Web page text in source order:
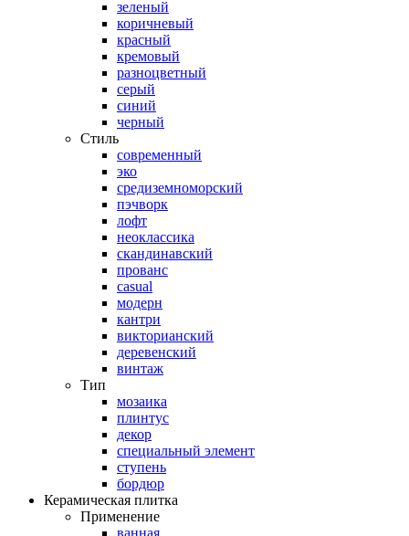
зеленый
коричневый
красный
кремовый
разноцветный
серый
синий
черный
Стиль
современный
эко
средиземноморский
пэчворк
лофт
неоклассика
скандинавский
прованс
casual
модерн
кантри
викторианский
деревенский
винтаж
Тип
мозаика
плинтус
декор
специальный элемент
ступень
бордюр
Керамическая плитка
Применение
ванная